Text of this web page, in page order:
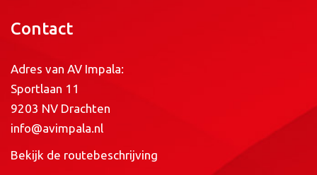
Contact
Adres van AV Impala:
Sportlaan 11
9203 NV Drachten
info@avimpala.nl
Bekijk de routebeschrijving